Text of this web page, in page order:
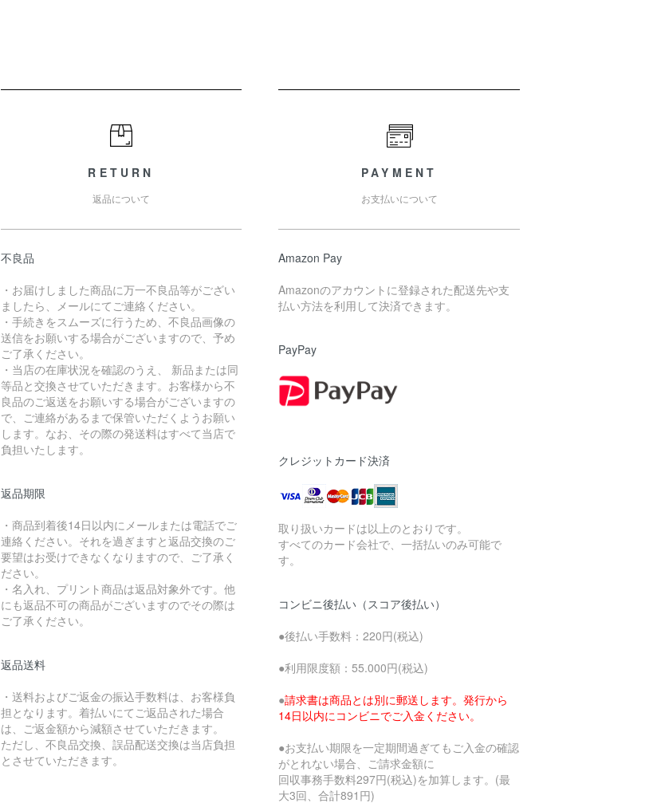
RETURN
返品について
不良品
・お届けしました商品に万一不良品等がござい
ましたら、メールにてご連絡ください。
・手続きをスムーズに行うため、不良品画像の
送信をお願いする場合がございますので、予め
ご了承ください。
・当店の在庫状況を確認のうえ、 新品または同
等品と交換させていただきます。お客様から不
良品のご返送をお願いする場合がございますの
で、ご連絡があるまで保管いただくようお願い
します。なお、その際の発送料はすべて当店で
負担いたします。
返品期限
・商品到着後14日以内にメールまたは電話でご
連絡ください。それを過ぎますと返品交換のご
要望はお受けできなくなりますので、ご了承く
ださい。
・名入れ、プリント商品は返品対象外です。他
にも返品不可の商品がございますのでその際は
ご了承ください。
返品送料
・送料およびご返金の振込手数料は、お客様負
担となります。着払いにてご返品された場合
は、ご返金額から減額させていただきます。
ただし、不良品交換、誤品配送交換は当店負担
とさせていただきます。
PAYMENT
お支払いについて
Amazon Pay
Amazonのアカウントに登録された配送先や支
払い方法を利用して決済できます。
PayPay
クレジットカード決済
取り扱いカードは以上のとおりです。
すべてのカード会社で、一括払いのみ可能で
す。
コンビニ後払い（スコア後払い）
●後払い手数料：220円(税込)
●利用限度額：55.000円(税込)
●請求書は商品とは別に郵送します。発行から
14日以内にコンビニでご入金ください。
●お支払い期限を一定期間過ぎてもご入金の確認
がとれない場合、ご請求金額に
回収事務手数料297円(税込)を加算します。(最
大3回、合計891円)